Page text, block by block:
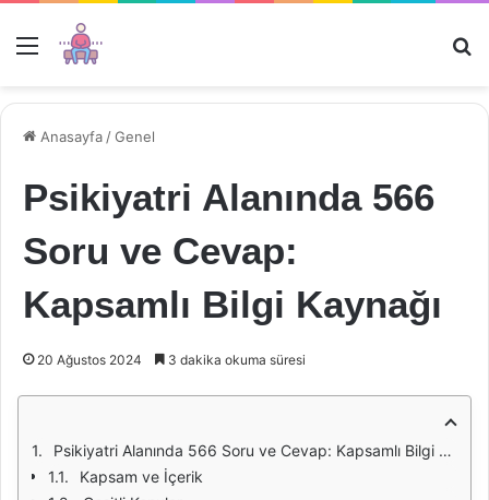
Menü
Anasayfa /Genel
Psikiyatri Alanında 566
Soru ve Cevap:
Kapsamlı Bilgi Kaynağı
20 Ağustos 2024 3 dakika okuma süresi
Psikiyatri Alanında 566 Soru ve Cevap: Kapsamlı Bilgi Kaynağı
Kapsam ve İçerik